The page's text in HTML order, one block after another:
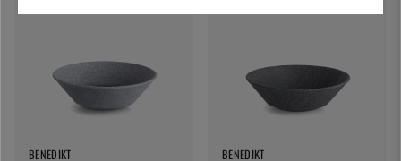
BENEDIKT BENEDIKT